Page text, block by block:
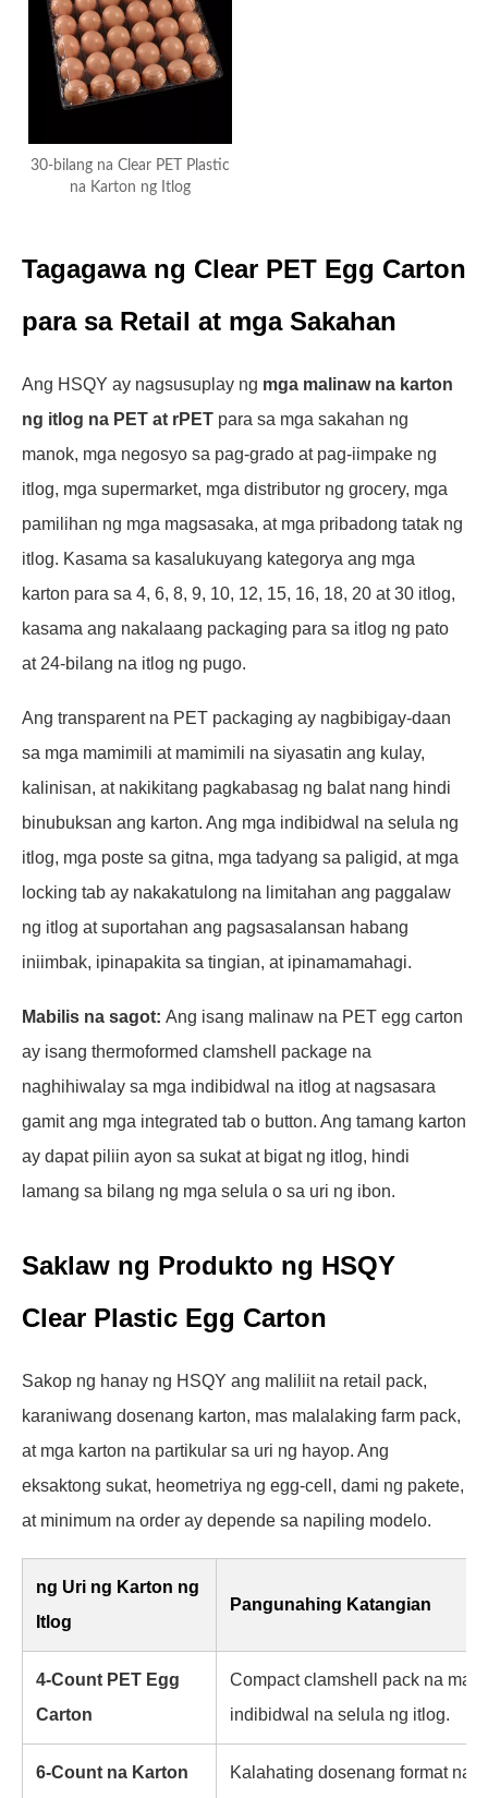
30-bilang na Clear PET Plastic
na Karton ng Itlog
Tagagawa ng Clear PET Egg Carton
para sa Retail at mga Sakahan
Ang HSQY ay nagsusuplay ng mga malinaw na karton
ng itlog na PET at rPET para sa mga sakahan ng
manok, mga negosyo sa pag-grado at pag-iimpake ng
itlog, mga supermarket, mga distributor ng grocery, mga
pamilihan ng mga magsasaka, at mga pribadong tatak ng
itlog. Kasama sa kasalukuyang kategorya ang mga
karton para sa 4, 6, 8, 9, 10, 12, 15, 16, 18, 20 at 30 itlog,
kasama ang nakalaang packaging para sa itlog ng pato
at 24-bilang na itlog ng pugo.
Ang transparent na PET packaging ay nagbibigay-daan
sa mga mamimili at mamimili na siyasatin ang kulay,
kalinisan, at nakikitang pagkabasag ng balat nang hindi
binubuksan ang karton. Ang mga indibidwal na selula ng
itlog, mga poste sa gitna, mga tadyang sa paligid, at mga
locking tab ay nakakatulong na limitahan ang paggalaw
ng itlog at suportahan ang pagsasalansan habang
iniimbak, ipinapakita sa tingian, at ipinamamahagi.
Mabilis na sagot: Ang isang malinaw na PET egg carton
ay isang thermoformed clamshell package na
naghihiwalay sa mga indibidwal na itlog at nagsasara
gamit ang mga integrated tab o button. Ang tamang karton
ay dapat piliin ayon sa sukat at bigat ng itlog, hindi
lamang sa bilang ng mga selula o sa uri ng ibon.
Saklaw ng Produkto ng HSQY
Clear Plastic Egg Carton
Sakop ng hanay ng HSQY ang maliliit na retail pack,
karaniwang dosenang karton, mas malalaking farm pack,
at mga karton na partikular sa uri ng hayop. Ang
eksaktong sukat, heometriya ng egg-cell, dami ng pakete,
at minimum na order ay depende sa napiling modelo.
ng Uri ng Karton ng
Itlog
Pangunahing Katangian
4-Count PET Egg
Carton
Compact clamshell pack na may
indibidwal na selula ng itlog.
6-Count na Karton Kalahating dosenang format na